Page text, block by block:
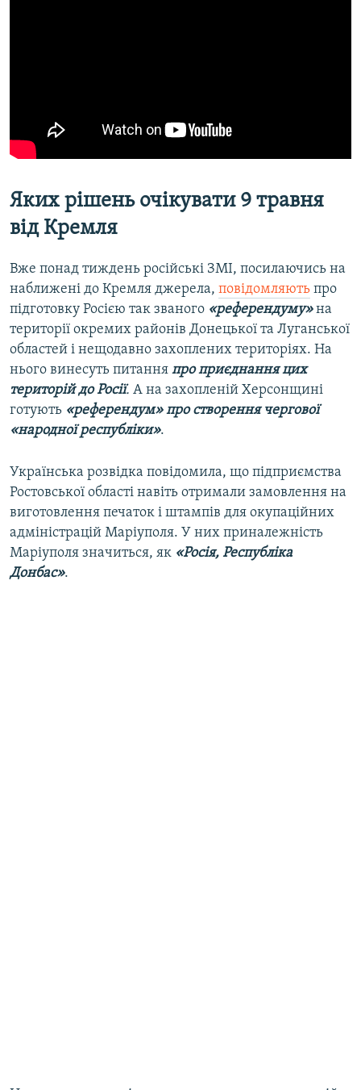
Яких рішень очікувати 9 травня
від Кремля
Вже понад тиждень російські ЗМІ, посилаючись на
наближені до Кремля джерела, повідомляють про
підготовку Росією так званого «референдуму»на
території окремих районів Донецької та Луганської
областей і нещодавно захоплених територіях. На
нього винесуть питання про приєднання цих
територій до Росії. А на захопленій Херсонщині
готують «​референдум»​ про створення чергової
«народної республіки»​.
Українська розвідка повідомила, що підприємства
Ростовської області навіть отримали замовлення на
виготовлення печаток і штампів для окупаційних
адміністрацій Маріуполя. У них приналежність
Маріуполя значиться, як «Росія, Республіка
Донбас».